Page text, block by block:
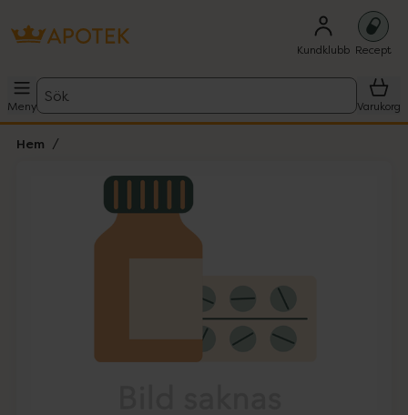
Kundklubb Recept
Meny
Sök
Varukorg
Hem
Lista: . Innehåller 1 objekt.